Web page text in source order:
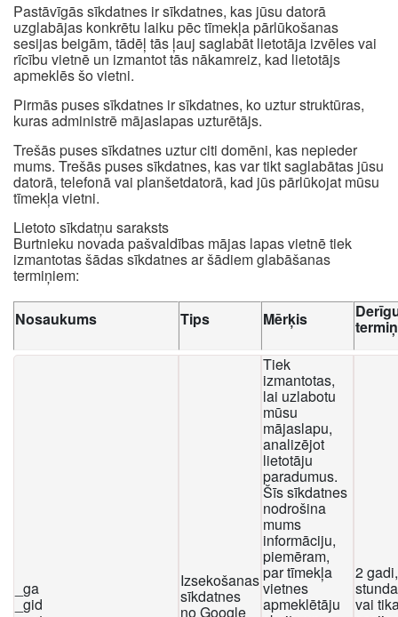
Pastāvīgās sīkdatnes ir sīkdatnes, kas jūsu datorā
uzglabājas konkrētu laiku pēc tīmekļa pārlūkošanas
sesijas beigām, tādēļ tās ļauj saglabāt lietotāja izvēles vai
rīcību vietnē un izmantot tās nākamreiz, kad lietotājs
apmeklēs šo vietni.
Pirmās puses sīkdatnes ir sīkdatnes, ko uztur struktūras,
kuras administrē mājaslapas uzturētājs.
Trešās puses sīkdatnes uztur citi domēni, kas nepieder
mums. Trešās puses sīkdatnes, kas var tikt saglabātas jūsu
datorā, telefonā vai planšetdatorā, kad jūs pārlūkojat mūsu
tīmekļa vietni.
Lietoto sīkdatņu saraksts
Burtnieku novada pašvaldības mājas lapas vietnē tiek
izmantotas šādas sīkdatnes ar šādiem glabāšanas
termiņiem:
Nosaukums Tips Mērķis
_ga
_gid
Izsekošanas
sīkdatnes
no Google
Tiek
izmantotas,
lai uzlabotu
mūsu
mājaslapu,
analizējot
lietotāju
paradumus.
Šīs sīkdatnes
nodrošina
mums
informāciju,
piemēram,
par tīmekļa
vietnes
apmeklētāju
2
vai